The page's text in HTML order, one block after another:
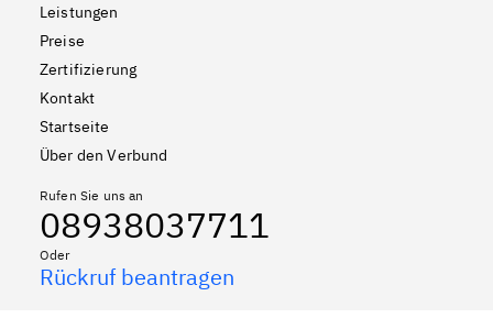
Leistungen
Preise
Zertifizierung
Kontakt
Startseite
Über den Verbund
Rufen Sie uns an
08938037711
Oder
Rückruf beantragen